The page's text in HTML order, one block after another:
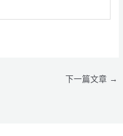
下一篇文章 →